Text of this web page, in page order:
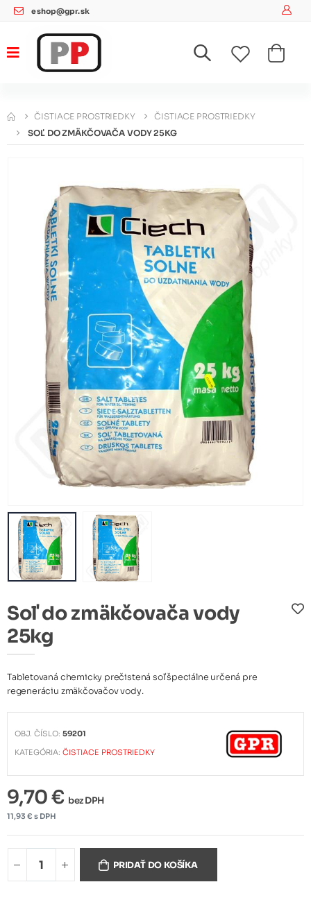
eshop@gpr.sk
ČISTIACE PROSTRIEDKY
ČISTIACE PROSTRIEDKY
SOĽ DO ZMÄKČOVAČA VODY 25KG
Soľ do zmäkčovača vody
25kg
Tabletovaná chemicky prečistená soľ špeciálne určená pre
regeneráciu zmäkčovačov vody.
OBJ. ČÍSLO:59201
KATEGÓRIA:ČISTIACE PROSTRIEDKY
9,70 € bez DPH
11,93 € s DPH
PRIDAŤ DO KOŠÍKA